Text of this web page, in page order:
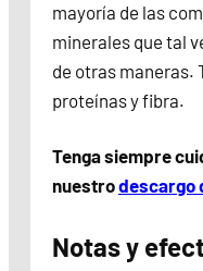
mayoría de las
minerales que tal
de otras maneras.
proteínas y fibra.
Tenga siempre
nuestrodescargo
Notas y